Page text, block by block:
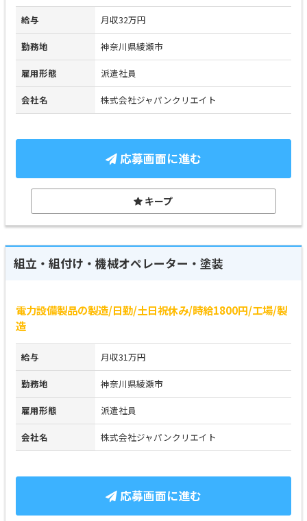
給与 月収32万円
勤務地 神奈川県綾瀬市
雇用形態 派遣社員
会社名 株式会社ジャパンクリエイト
応募画面に進む
キープ
組立・組付け・機械オペレーター・塗装
電力設備製品の製造/日勤/土日祝休み/時給1800円/工場/製
造
給与 月収31万円
勤務地 神奈川県綾瀬市
雇用形態 派遣社員
会社名 株式会社ジャパンクリエイト
応募画面に進む